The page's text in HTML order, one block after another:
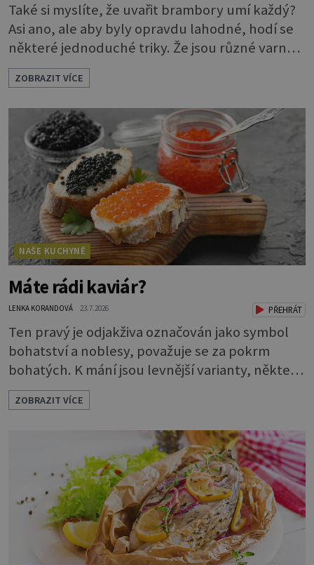
Také si myslíte, že uvařit brambory umí každý?
Asi ano, ale aby byly opravdu lahodné, hodí se
některé jednoduché triky. Že jsou různé varné
typy od A, tedy na saláty, po D na kaši, určitě
víte, takže vyberete podle toho, co chcete
právě uvařit. Vařte správně Spousta lidí vaří
brambory tak, že nalijí do hrnce vodu, osolí ji,
přidají brambory nakrájené na kousky a dají
vařit. Brambor
ZOBRAZIT VÍCE
NAŠE KUCHYNĚ
Máte rádi kaviár?
LENKA KORANDOVÁ 23.7.2026 PŘEHRÁT
Ten pravý je odjakživa označován jako symbol
bohatství a noblesy, považuje se za pokrm
bohatých. K mání jsou levnější varianty, některé
jsou ale dobarvovány a obsahují aditiva. Kaviár
jsou jikry vybraných druhů ryb. Je to zdravá
lahůdka. Najdete v něm plnohodnotné
bílkoviny, zdravé tuky, vitaminy A, D, E i B a
minerální látky draslík, fosfor, hořčík a jód.
Černý nebo červený
ZOBRAZIT VÍCE